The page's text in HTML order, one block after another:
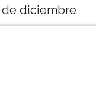
de diciembre